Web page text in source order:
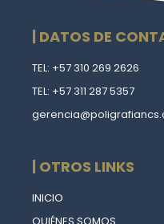
| DATOS DE
TEL: +57 310 269 2626
TEL: +57 311 287 5357
| OTROS LINKS
INICIO